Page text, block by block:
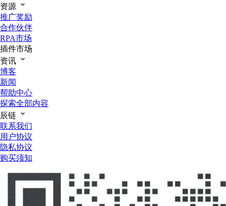
资源
推广奖励
合作伙伴
RPA市场
插件市场
资讯
博客
新闻
帮助中心
探索全部内容
辰链
联系我们
用户协议
隐私协议
购买须知